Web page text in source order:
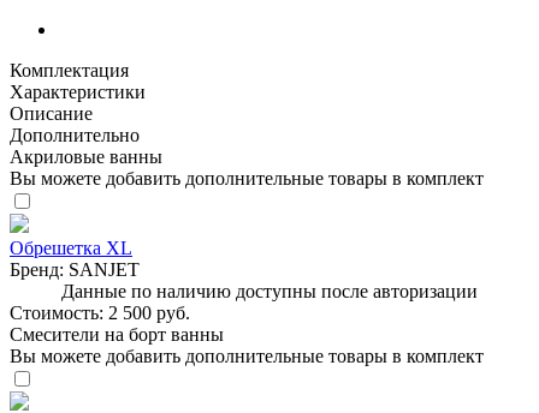
Комплектация
Характеристики
Описание
Дополнительно
Акриловые ванны
Вы можете добавить дополнительные товары в комплект
Обрешетка XL
Бренд: SANJET
Данные по наличию доступны после авторизации
Стоимость: 2 500 руб.
Смесители на борт ванны
Вы можете добавить дополнительные товары в комплект